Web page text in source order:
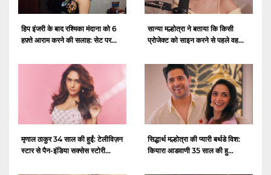
हिप इंजरी के बाद रश्मिका मंदाना को 6
हफ़्ते आराम करने की सलाह: सेट पर...
सान्या मल्होत्रा ​​ने बताया कि किसी
प्रोजेक्ट को साइन करने से पहले वह...
मृणाल ठाकुर 34 साल की हुईं: टेलीविज़न
स्टार से पैन-इंडिया सक्सेस स्टोरी...
सिद्धार्थ मल्होत्रा ​​की प्यारी बर्थडे विश:
कियारा आडवाणी 35 साल की हु...